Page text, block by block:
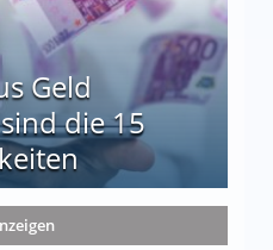
Geld
die 15